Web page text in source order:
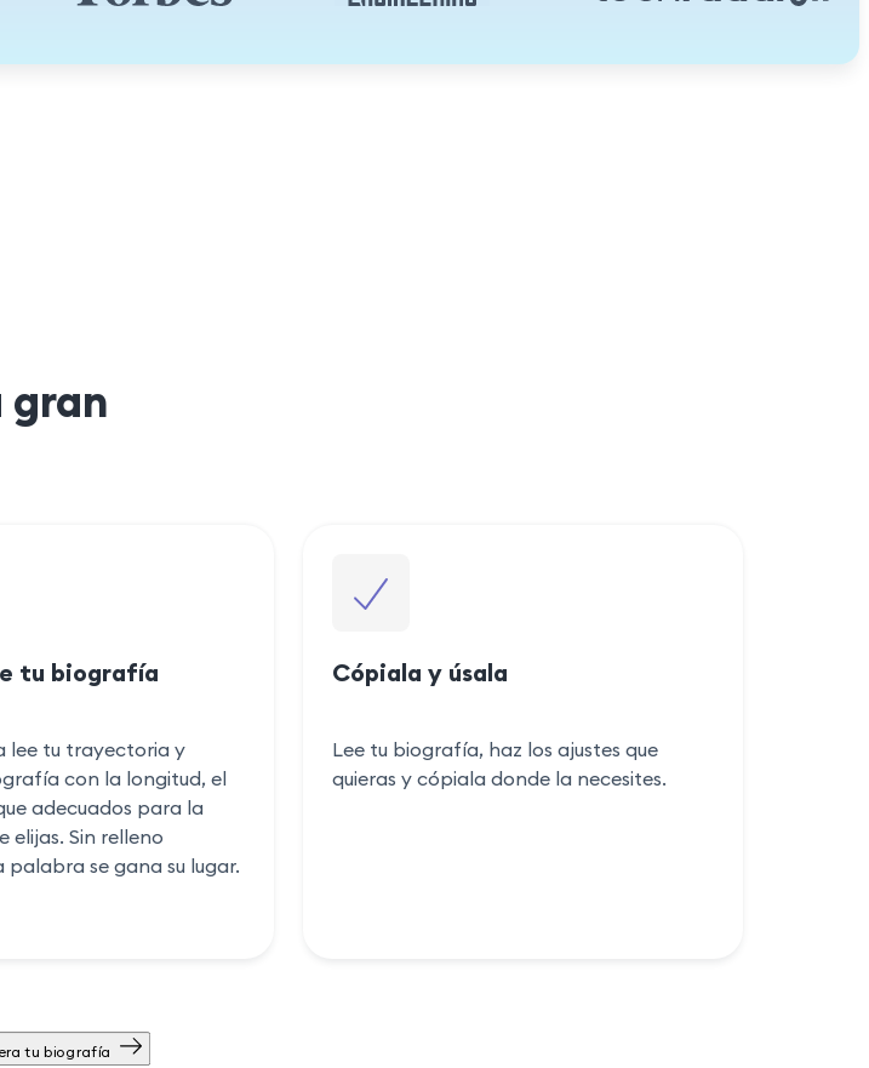
gran
tu biografía
lee tu trayectoria y
con la longitud, el
adecuados para la
elijas. Sin relleno
palabra se gana su lugar.
Cópiala y úsala
Lee tu biografía, haz los ajustes que
quieras y cópiala donde la necesites.
tu biografía